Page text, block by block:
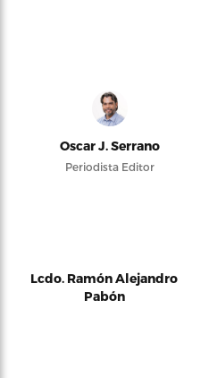
Oscar J. Serrano
Periodista Editor
Lcdo. Ramón Alejandro
Pabón